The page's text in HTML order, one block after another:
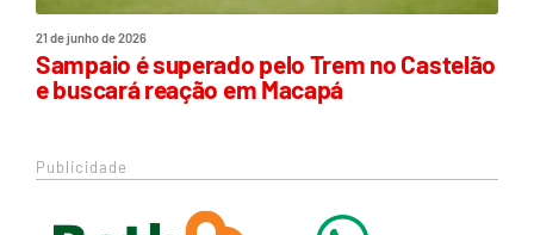
21 de junho de 2026
Sampaio é superado pelo Trem no Castelão
e buscará reação em Macapá
Publicidade